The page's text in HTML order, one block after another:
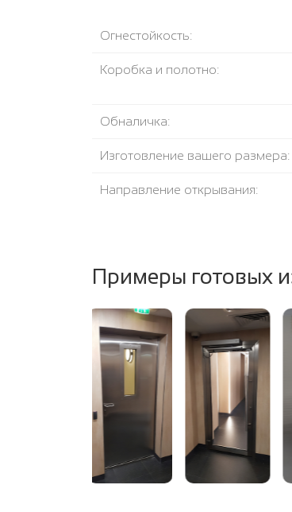
Огнестойкость:
Коробка и полотно:
Обналичка:
Изготовление вашего размера:
Направление открывания:
Наполнение полотна и коробки:
Примеры готовых